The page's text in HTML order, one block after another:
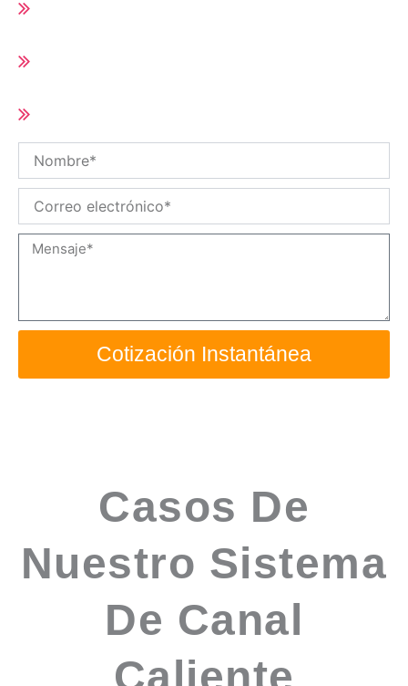
electrónico
Mensaje
Cotización Instantánea
Casos De
Nuestro Sistema
De Canal